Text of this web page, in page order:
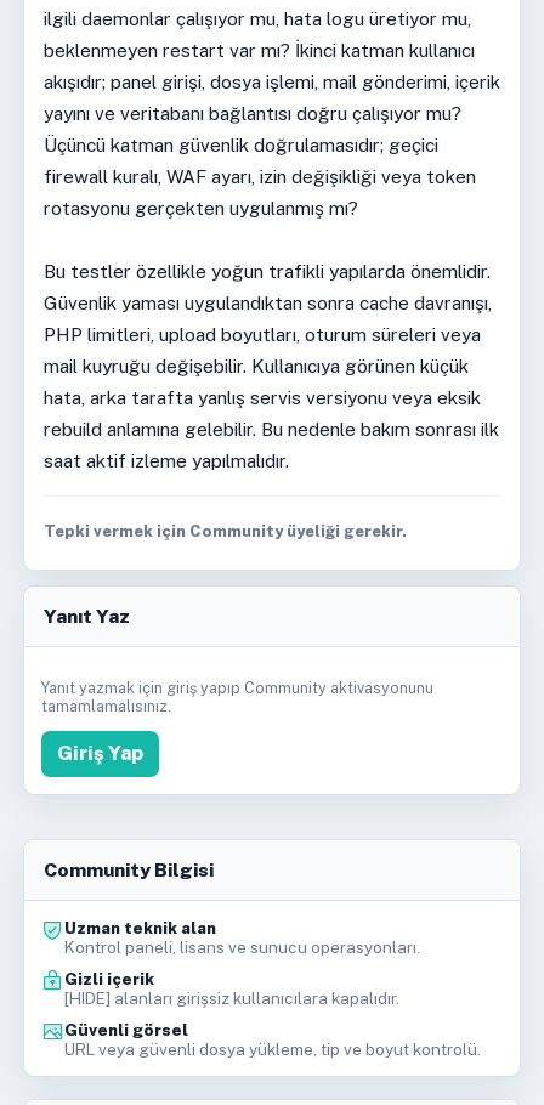
ilgili daemonlar çalışıyor mu, hata logu üretiyor mu,
beklenmeyen restart var mı? İkinci katman kullanıcı
akışıdır; panel girişi, dosya işlemi, mail gönderimi, içerik
yayını ve veritabanı bağlantısı doğru çalışıyor mu?
Üçüncü katman güvenlik doğrulamasıdır; geçici
firewall kuralı, WAF ayarı, izin değişikliği veya token
rotasyonu gerçekten uygulanmış mı?
Bu testler özellikle yoğun trafikli yapılarda önemlidir.
Güvenlik yaması uygulandıktan sonra cache davranışı,
PHP limitleri, upload boyutları, oturum süreleri veya
mail kuyruğu değişebilir. Kullanıcıya görünen küçük
hata, arka tarafta yanlış servis versiyonu veya eksik
rebuild anlamına gelebilir. Bu nedenle bakım sonrası ilk
saat aktif izleme yapılmalıdır.
Tepki vermek için Community üyeliği gerekir.
Yanıt Yaz
Yanıt yazmak için giriş yapıp Community aktivasyonunu
tamamlamalısınız.
Giriş Yap
Community Bilgisi
Uzman teknik alan
Kontrol paneli, lisans ve sunucu operasyonları.
Gizli içerik
[HIDE] alanları girişsiz kullanıcılara kapalıdır.
Güvenli görsel
URL veya güvenli dosya yükleme, tip ve boyut kontrolü.